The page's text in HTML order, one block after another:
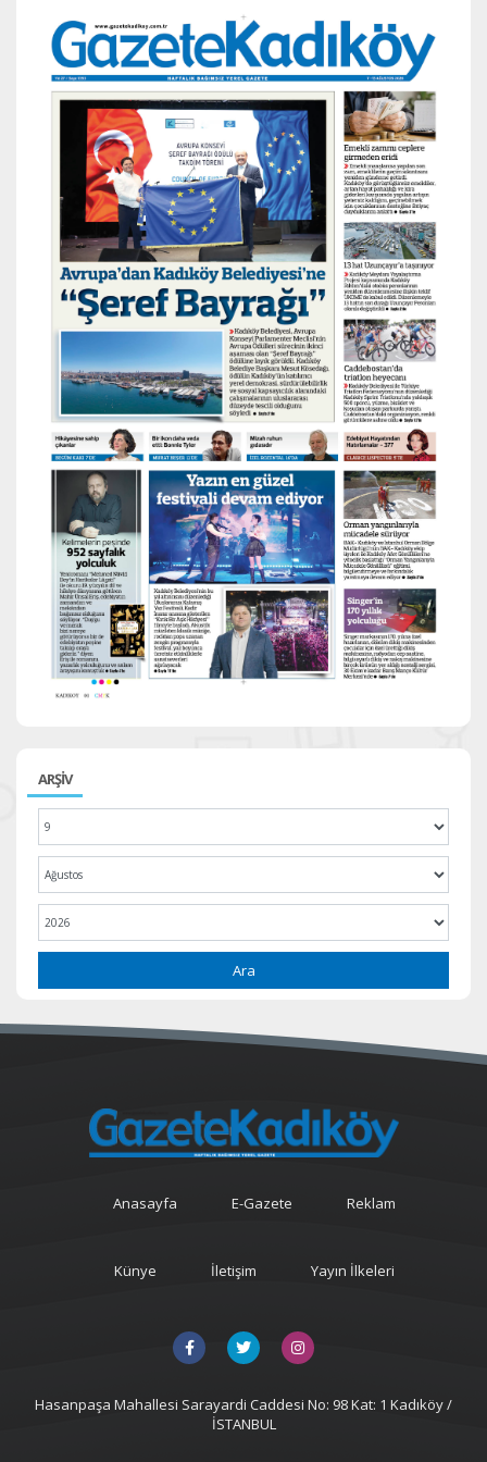
ARŞİV
Ara
Anasayfa E-Gazete Reklam
Künye İletişim Yayın İlkeleri
Hasanpaşa Mahallesi Sarayardi Caddesi No: 98 Kat: 1 Kadıköy /
İSTANBUL